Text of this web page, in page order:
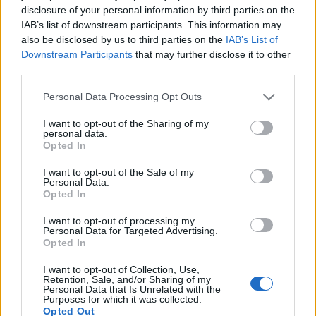
disclosure of your personal information by third parties on the
IAB’s list of downstream participants. This information may
also be disclosed by us to third parties on the IAB’s List of
Downstream Participants that may further disclose it to other
Personal Data Processing Opt Outs
I want to opt-out of the Sharing of my
personal data.
Opted In
I want to opt-out of the Sale of my
Personal Data.
Opted In
I want to opt-out of processing my
Personal Data for Targeted Advertising.
Opted In
I want to opt-out of Collection, Use,
Retention, Sale, and/or Sharing of my
Personal Data that Is Unrelated with the
Purposes for which it was collected.
Opted Out
който е разрешена евтаназията
06.08.2026 / 16:00